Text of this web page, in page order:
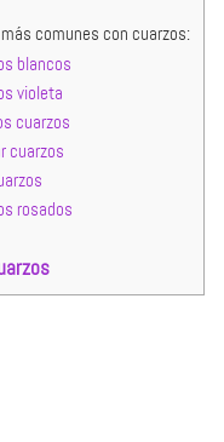
comunes con cuarzos:
blancos
violeta
cuarzos
cuarzos
rosados